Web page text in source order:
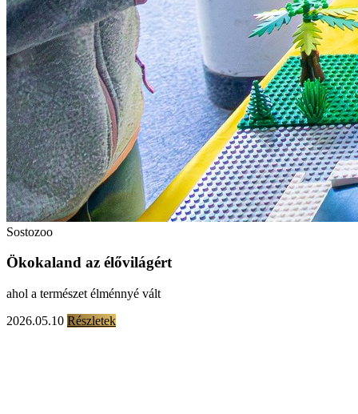
Sostozoo
Ökokaland az élővilágért
ahol a természet élménnyé vált
2026.05.10 Részletek